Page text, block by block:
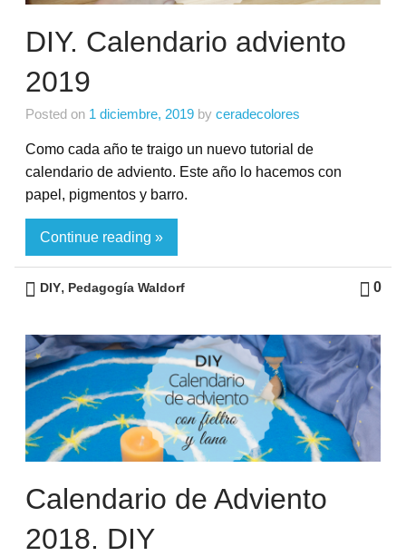
DIY. Calendario adviento
2019
Posted on 1 diciembre, 2019 by ceradecolores
Como cada año te traigo un nuevo tutorial de
calendario de adviento. Este año lo hacemos con
papel, pigmentos y barro.
Continue reading »
0
DIY, Pedagogía Waldorf
Calendario de Adviento
2018. DIY